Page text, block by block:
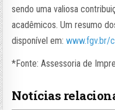
sendo uma valiosa
acadêmicos. Um resumo
disponível em:www.fgv.br/
*Fonte: Assessoria de
Notícias